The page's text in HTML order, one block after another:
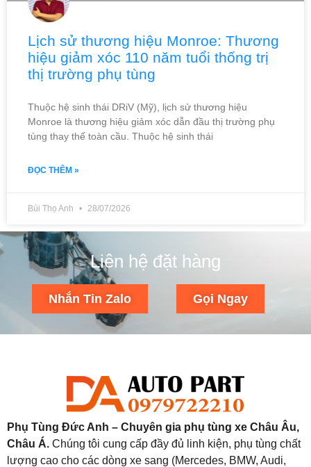
Lịch sử thương hiệu Monroe: Thương
hiệu giảm xóc 110 năm tuổi thống trị
thị trường phụ tùng
Thuộc hệ sinh thái DRiV (Mỹ), lịch sử thương hiệu
Monroe là thương hiệu giảm xóc dẫn đầu thị trường phụ
tùng thay thế toàn cầu. Thuộc hệ sinh thái
ĐỌC THÊM »
Bùi Thọ Anh 28/07/2026
Liên hệ đặt hàng
Nhắn Tin Zalo Gọi Ngay
Phụ Tùng Đức Anh – Chuyên gia phụ tùng xe Châu Âu,
Châu Á. Chúng tôi cung cấp đầy đủ linh kiện, phụ tùng chất
lượng cao cho các dòng xe sang (Mercedes, BMW, Audi,